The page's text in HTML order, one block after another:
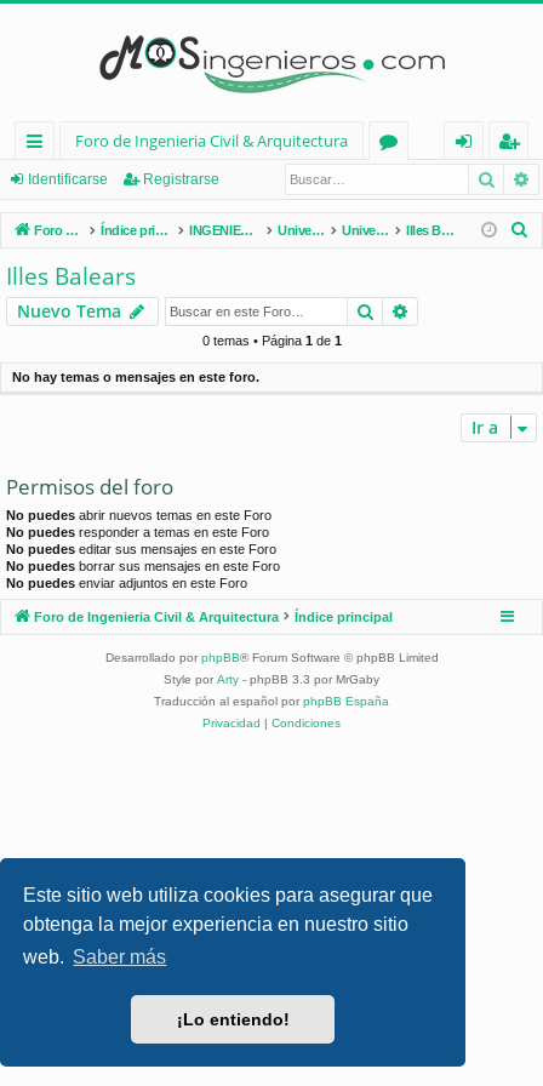
Este sitio web utiliza cookies para asegurar que
obtenga la mejor experiencia en nuestro sitio
web. Saber más
¡Lo entiendo!
nl
ac
es
rá
pi
d
Foro de Ingenieria Civil & Arquitectura
os
nt
ifi
e
eg
ist
ra
Identificarse Registrarse
Foro de Ingenieria Civil & Arquitectura Índice principal INGENIERÍA CIVIL (España) Universidades de España Universidades por Comunidades Illes Balears
r
Illes Balears
Nuevo Tema Buscar
0 temas • Página 1de 1
No hay temas o mensajes en este foro.
Ir a
Permisos del foro
No puedes abrir nuevos temas en este Foro
No puedes responder a temas en este Foro
No puedes editar sus mensajes en este Foro
No puedes borrar sus mensajes en este Foro
No puedes enviar adjuntos en este Foro
Foro de Ingenieria Civil & Arquitectura Índice principal
Desarrollado por phpBB® Forum Software © phpBB Limited
Style por Arty - phpBB 3.3 por MrGaby
Traducción al español por phpBB España
Privacidad | Condiciones